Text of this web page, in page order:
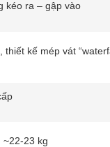
kéo ra – gập vào
thiết kế mép vát
~22-23 kg